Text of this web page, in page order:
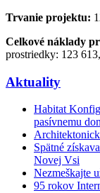
Trvanie projektu:
Celkové náklady
prostriedky: 123
Aktuality
Habitat
pasívnemu
Spätné
Novej Vsi
Nezmeškajte
95 rokov